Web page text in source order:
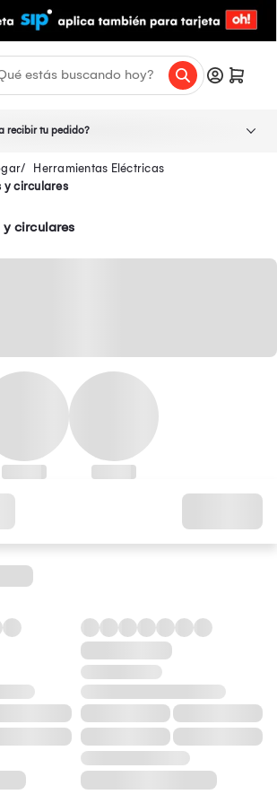
recibir tu pedido?
Herramientas Eléctricas
y circulares
circulares